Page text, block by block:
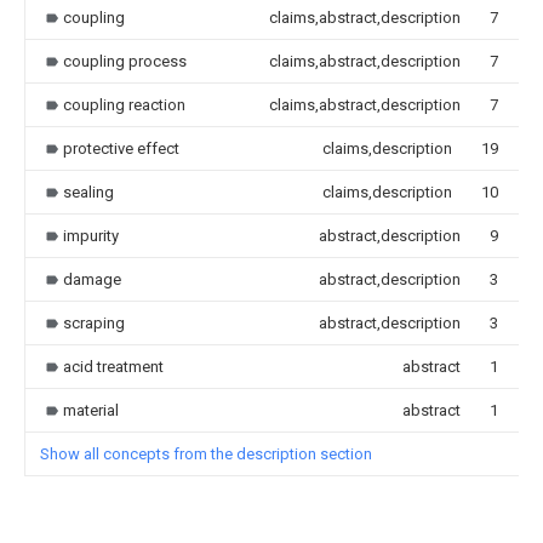
coupling claims,abstract,description 7
coupling process claims,abstract,description 7
coupling reaction claims,abstract,description 7
protective effect claims,description 19
sealing claims,description 10
impurity abstract,description 9
damage abstract,description 3
scraping abstract,description 3
acid treatment abstract 1
material abstract 1
Show all concepts from the description section